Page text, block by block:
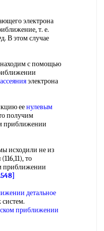
электрона
т. е.
В этом случае
с помощью
электрона
еенулевым
получим
приближении
исходили не из
то
приближении
детальное
систем.
приближении